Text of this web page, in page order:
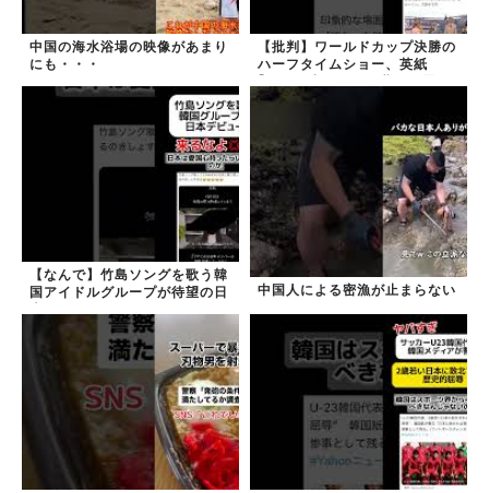
中国の海水浴場の映像があまり
にも・・・
【批判】ワールドカップ決勝の
ハーフタイムショー、英紙
た｣
【なんで】竹島ソングを歌う韓
国アイドルグループが待望の日
中国人による密漁が止まらない